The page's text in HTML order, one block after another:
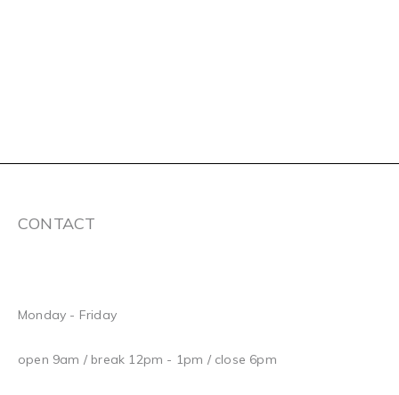
CONTACT
Monday - Friday
open 9am / break 12pm - 1pm / close 6pm